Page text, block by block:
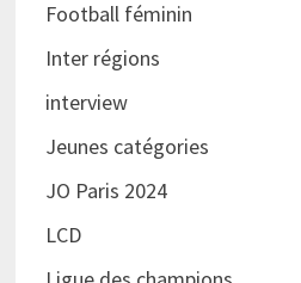
Football féminin
Inter régions
interview
Jeunes catégories
JO Paris 2024
LCD